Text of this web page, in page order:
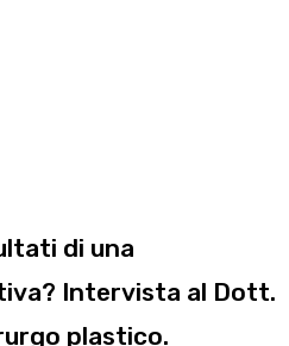
di una
Intervista al Dott.
plastico.